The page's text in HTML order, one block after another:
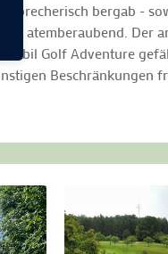
bergab -
atemberaubend. Der
Golf Adventure
Beschränkungen